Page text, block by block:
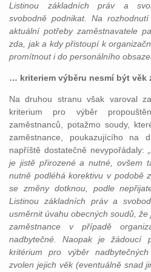
Listinou základních práv a
svobodně podnikat. Na
aktuální potřeby zaměstnavatele
zda, jak a kdy přistoupí k
promítnout i do personálního
… kriteriem výběru nesmí být věk
Na druhou stranu však varoval
kriterium pro výběr
zaměstnanců, potažmo soudy,
zaměstnance, poukazujícího na
napříště dostatečně nevypořádaly: „
je jistě přirozené a nutné, ovšem
nutně podléhá korektivu v podobě
se změny dotknou, podle
Listinou základních práv a
usměrnit úvahu obecných soudů,
zaměstnance v případě
nadbytečné. Naopak je žádoucí
kritérium pro výběr
zvolen jejich věk (eventuálně snad